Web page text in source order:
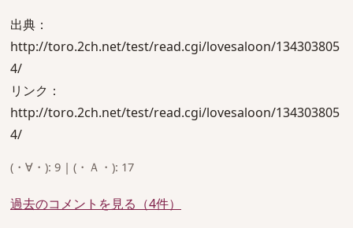
出典：
http://toro.2ch.net/test/read.cgi/lovesaloon/134303805
4/
リンク：
http://toro.2ch.net/test/read.cgi/lovesaloon/134303805
4/
(・∀・): 9 | (・Ａ・): 17
過去のコメントを見る（4件）